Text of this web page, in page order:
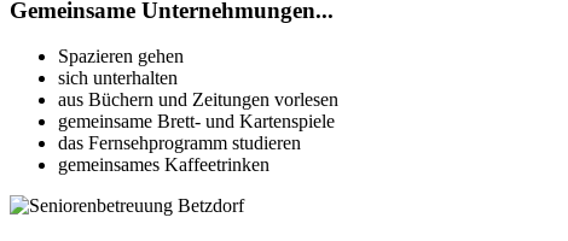
Gemeinsame Unternehmungen...
Spazieren gehen
sich unterhalten
aus Büchern und Zeitungen vorlesen
gemeinsame Brett- und Kartenspiele
das Fernsehprogramm studieren
gemeinsames Kaffeetrinken